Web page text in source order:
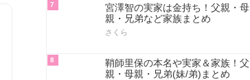
7
宮澤智の実家は金持ち！父親・母
親・兄弟など家族まとめ
さくら
8
鞘師里保の本名や実家＆家族！父
親・母親・兄弟(妹/弟)まとめ